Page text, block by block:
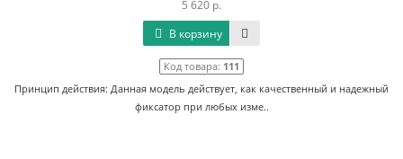
5 620 р.
В корзину
Код товара: 111
Принцип действия: Данная модель действует, как качественный и надежный
фиксатор при любых изме..